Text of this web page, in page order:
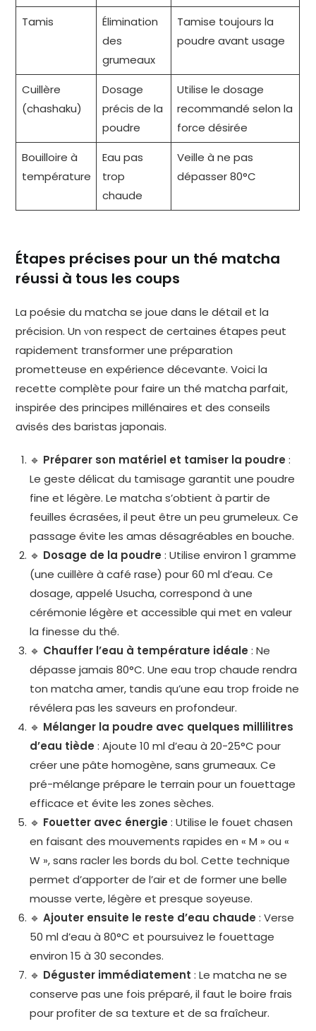
Tamis
Élimination
des
grumeaux
Tamise toujours la
poudre avant usage
Cuillère
(chashaku)
Dosage
précis de la
poudre
Utilise le dosage
recommandé selon la
force désirée
Bouilloire à
température
Eau pas
trop
chaude
Veille à ne pas
dépasser 80°C
Étapes précises pour un thé matcha
réussi à tous les coups
La poésie du matcha se joue dans le détail et la
précision. Un νon respect de certaines étapes peut
rapidement transformer une préparation
prometteuse en expérience décevante. Voici la
recette complète pour faire un thé matcha parfait,
inspirée des principes millénaires et des conseils
avisés des baristas japonais.
🔹 Préparer son matériel et tamiser la poudre :
Le geste délicat du tamisage garantit une poudre
fine et légère. Le matcha s’obtient à partir de
feuilles écrasées, il peut être un peu grumeleux. Ce
passage évite les amas désagréables en bouche.
🔹 Dosage de la poudre : Utilise environ 1 gramme
(une cuillère à café rase) pour 60 ml d’eau. Ce
dosage, appelé Usucha, correspond à une
cérémonie légère et accessible qui met en valeur
la finesse du thé.
🔹 Chauffer l’eau à température idéale : Ne
dépasse jamais 80°C. Une eau trop chaude rendra
ton matcha amer, tandis qu’une eau trop froide ne
révélera pas les saveurs en profondeur.
🔹 Mélanger la poudre avec quelques millilitres
d’eau tiède : Ajoute 10 ml d’eau à 20-25°C pour
créer une pâte homogène, sans grumeaux. Ce
pré-mélange prépare le terrain pour un fouettage
efficace et évite les zones sèches.
🔹 Fouetter avec énergie : Utilise le fouet chasen
en faisant des mouvements rapides en « M » ou «
W », sans racler les bords du bol. Cette technique
permet d’apporter de l’air et de former une belle
mousse verte, légère et presque soyeuse.
🔹Ajouter ensuite le reste d’eau chaude : Verse
50 ml d’eau à 80°C et poursuivez le fouettage
environ 15 à 30 secondes.
🔹 Déguster immédiatement : Le matcha ne se
conserve pas une fois préparé, il faut le boire frais
pour profiter de sa texture et de sa fraîcheur.